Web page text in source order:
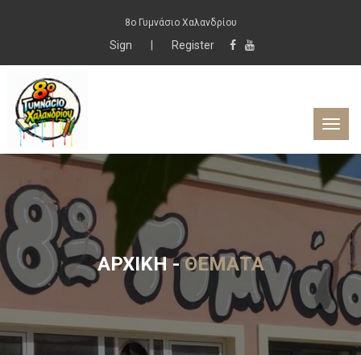
8ο Γυμνάσιο Χαλανδρίου
Sign Register
ΑΡΧΙΚΉ-ΘΈΜΑΤΑ